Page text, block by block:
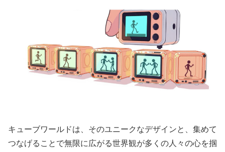
キューブワールドは、そのユニークなデザインと、集めて
つなげることで無限に広がる世界観が多くの人々の心を掴